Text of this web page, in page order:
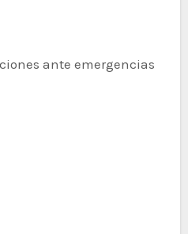
ante emergencias